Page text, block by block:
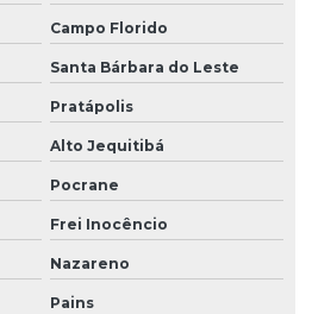
Campo Florido
Santa Bárbara do Leste
Pratápolis
Alto Jequitibá
Pocrane
Frei Inocêncio
Nazareno
Pains